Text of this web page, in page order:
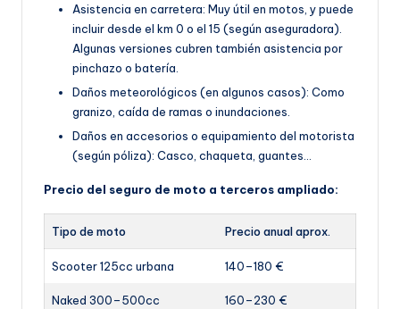
Asistencia en carretera: Muy útil en motos, y puede
incluir desde el km 0 o el 15 (según aseguradora).
Algunas versiones cubren también asistencia por
pinchazo o batería.
Daños meteorológicos (en algunos casos): Como
granizo, caída de ramas o inundaciones.
Daños en accesorios o equipamiento del motorista
(según póliza): Casco, chaqueta, guantes…
Precio del seguro de moto a terceros ampliado:
Tipo de moto Precio anual aprox.
Scooter 125cc urbana 140–180 €
Naked 300–500cc 160–230 €